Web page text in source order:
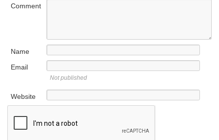
Comment
Name
Email
Not published
Website